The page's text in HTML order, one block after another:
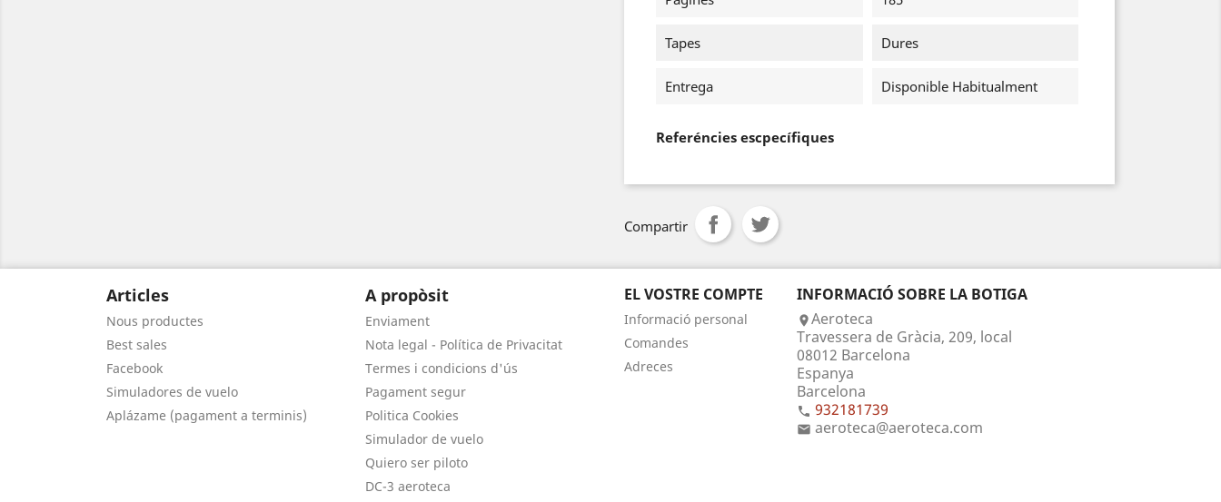
Tapes Dures
Entrega Disponible Habitualment
Referéncies escpecífiques
Compartir
Articles
Nous productes
Best sales
Facebook
Simuladores de vuelo
Aplázame (pagament a terminis)
A propòsit
Enviament
Nota legal - Política de Privacitat
Termes i condicions d'ús
Pagament segur
Politica Cookies
Simulador de vuelo
Quiero ser piloto
DC-3 aeroteca
EL VOSTRE COMPTE
Informació personal
Comandes
Adreces
INFORMACIÓ SOBRE LA BOTIGA
Aeroteca
Travessera de Gràcia, 209, local
08012 Barcelona
Espanya
Barcelona
 932181739
 aeroteca@aeroteca.com